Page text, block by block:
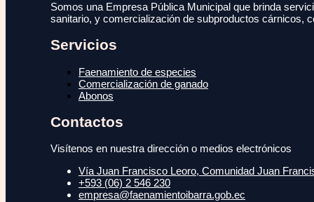
Somos una Empresa Pública Municipal que brinda
sanitario, y comercialización de subproductos cárnicos,
Servicios
Faenamiento de especies
Comercialización de ganado
Abonos
Contactos
Visítenos en nuestra dirección o medios electrónicos
Vía Juan Francisco Leoro, Comunidad Juan
+593 (06) 2 546 230
empresa@faenamientoibarra.gob.ec